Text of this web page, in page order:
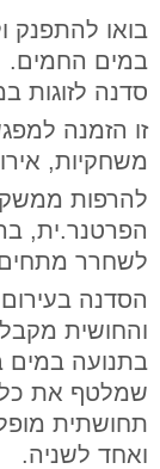
בואו להתפנק
במים החמים.
סדנה לזוגות
זו הזמנה
משחקיות,
להרפות
הפרטנר.ית,
לשחרר
הסדנה בעירום
והחושית
בתנועה במים
שמלטף את כל
תחושתית
ואחד לשניה.